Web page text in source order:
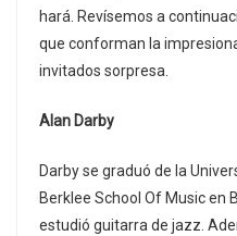
hará. Revísemos a
que conforman la
invitados sorpresa.
Alan Darby
Darby se graduó de la
Berklee School Of Music en
estudió guitarra de jazz.